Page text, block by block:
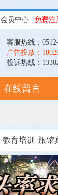
会员中心 免费注
客服热线：
广告投放：
投诉热线：
在线留言
教育培训 旅馆